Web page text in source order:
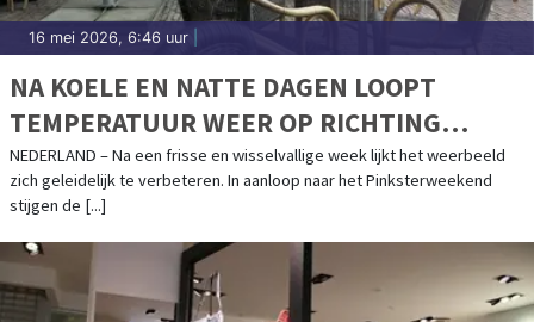
16 mei 2026, 6:46 uur
NA KOELE EN NATTE DAGEN LOOPT
TEMPERATUUR WEER OP RICHTING
ZOMERSE WAARDEN
NEDERLAND – Na een frisse en wisselvallige week lijkt het weerbeeld
zich geleidelijk te verbeteren. In aanloop naar het Pinksterweekend
stijgen de [...]